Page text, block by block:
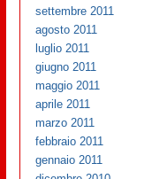
settembre 2011
agosto 2011
luglio 2011
giugno 2011
maggio 2011
aprile 2011
marzo 2011
febbraio 2011
gennaio 2011